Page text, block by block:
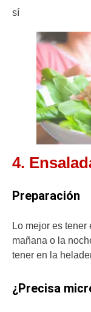
sí
4.
Preparación
Lo mejor es
mañana o la
tener en la
¿Precisa